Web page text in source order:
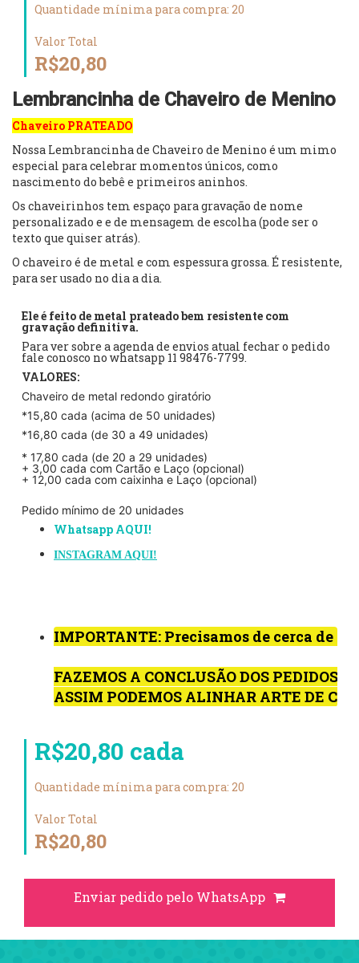
Quantidade mínima para compra: 20
Valor Total
R$20,80
Lembrancinha de Chaveiro de Menino
Chaveiro PRATEADO
Nossa Lembrancinha de Chaveiro de Menino é um mimo
especial para celebrar momentos únicos, como
nascimento do bebê e primeiros aninhos.
Os chaveirinhos tem espaço para gravação de nome
personalizado e e de mensagem de escolha (pode ser o
texto que quiser atrás).
O chaveiro é de metal e com espessura grossa. É resistente,
para ser usado no dia a dia.
Ele é feito de metal prateado bem resistente com
gravação definitiva.
Para ver sobre a agenda de envios atual fechar o pedido
fale conosco no whatsapp 11 98476-7799.
VALORES:
Chaveiro de metal redondo giratório
*15,80 cada (acima de 50 unidades)
*16,80 cada (de 30 a 49 unidades)
* 17,80 cada (de 20 a 29 unidades)
+ 3,00 cada com Cartão e Laço (opcional)
+ 12,00 cada com caixinha e Laço (opcional)
Pedido mínimo de 20 unidades
Whatsapp AQUI!
INSTAGRAM AQUI!
IMPORTANTE: Precisamos de cerca de  25
FAZEMOS A CONCLUSÃO DOS PEDIDOS
ASSIM PODEMOS ALINHAR ARTE DE
R$20,80 cada
Quantidade mínima para compra: 20
Valor Total
R$20,80
Enviar pedido pelo WhatsApp